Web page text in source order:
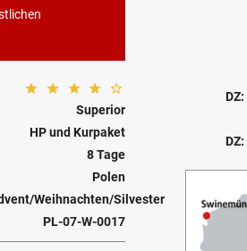
Superior
HP und Kurpaket
8 Tage
Polen
Weihnachten/Silvester
PL-07-W-0017
DZ:
DZ: